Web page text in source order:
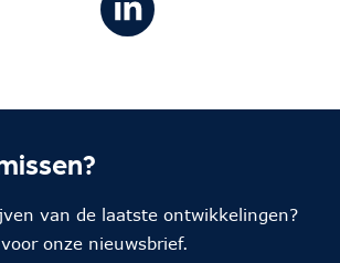
van de laatste ontwikkelingen?
onze nieuwsbrief.